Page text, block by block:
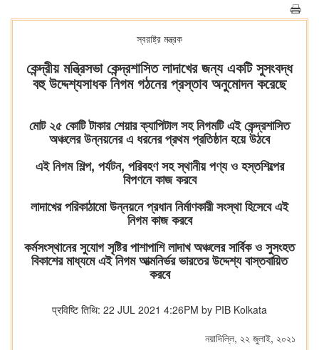
স্বরাষ্ট্র মন্ত্রক
কেন্দ্রীয় মন্ত্রিসভা কেন্দ্রশাসিত লাদাখের জন্য একটি সুসংবদ্ধ
বহু উদ্দেশ্যসাধক নিগম গঠনের প্রস্তাব অনুমোদন করেছে
মোট ২৫ কোটি টাকার শেয়ার ক্যাপিটাল সহ নিগমটি এই কেন্দ্রশাসিত
অঞ্চলের উন্নয়নের এ ধরনের প্রথম প্রতিষ্ঠান হয়ে উঠবে
এই নিগম শিল্প, পর্যটন, পরিবহণ সহ স্থানীয় পণ্য ও হস্তশিল্পের
বিপণনে কাজ করবে
লাদাখের পরিকাঠামো উন্নয়নে প্রধান নির্মাণকারী সংস্থা হিসেবে এই
নিগম কাজ করবে
কর্মসংস্থানের সুযোগ সৃষ্টির পাশাপাশি লাদাখ অঞ্চলের সার্বিক ও সুসংহত
বিকাশের মাধ্যমে এই নিগম আত্মনির্ভর ভারতের উদ্দেশ্য বাস্তবায়িত
করবে
प्रविष्टि तिथि: 22 JUL 2021 4:26PM by PIB Kolkata
নয়াদিল্লি, ২২ জুলাই, ২০২১